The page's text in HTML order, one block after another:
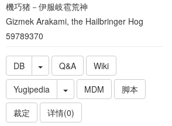
機巧猪－伊服岐雹荒神
Gizmek Arakami, the Hailbringer Hog
59789370
DB Q&A
Wiki
Yugipedia
MDM
脚本
裁定
详情(0)